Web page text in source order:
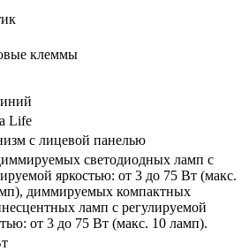
клеммы
Life
с лицевой панелью
светодиодных ламп с
яркостью: от 3 до 75 Вт (макс.
диммируемых компактных
ламп с регулируемой
от 3 до 75 Вт (макс. 10 ламп).